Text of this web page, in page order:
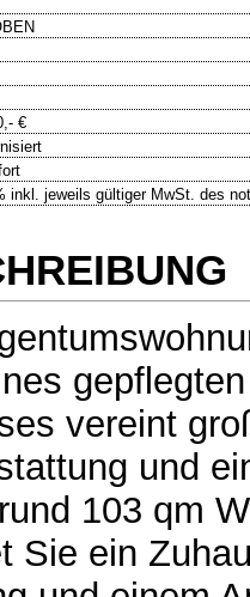
€
inkl. jeweils gültiger MwSt. des
gepflegten
vereint
und
103 qm
Sie ein